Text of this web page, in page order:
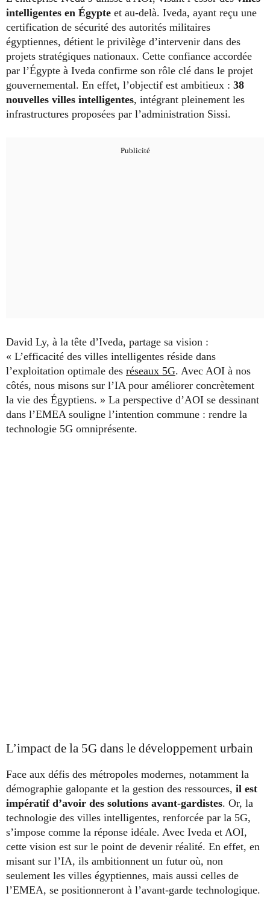
intelligentes en Égypte et au-delà. Iveda, ayant reçu une
certification de sécurité des autorités militaires
égyptiennes, détient le privilège d’intervenir dans des
projets stratégiques nationaux. Cette confiance accordée
par l’Égypte à Iveda confirme son rôle clé dans le projet
gouvernemental. En effet, l’objectif est ambitieux : 38
nouvelles villes intelligentes, intégrant pleinement les
infrastructures proposées par l’administration Sissi.
David Ly, à la tête d’Iveda, partage sa vision :
« L’efficacité des villes intelligentes réside dans
l’exploitation optimale des réseaux 5G. Avec AOI à nos
côtés, nous misons sur l’IA pour améliorer concrètement
la vie des Égyptiens. » La perspective d’AOI se dessinant
dans l’EMEA souligne l’intention commune : rendre la
technologie 5G omniprésente.
L’impact de la 5G dans le développement urbain
Face aux défis des métropoles modernes, notamment la
démographie galopante et la gestion des ressources, il est
impératif d’avoir des solutions avant-gardistes. Or, la
technologie des villes intelligentes, renforcée par la 5G,
s’impose comme la réponse idéale. Avec Iveda et AOI,
cette vision est sur le point de devenir réalité. En effet, en
misant sur l’IA, ils ambitionnent un futur où, non
seulement les villes égyptiennes, mais aussi celles de
l’EMEA, se positionneront à l’avant-garde technologique.